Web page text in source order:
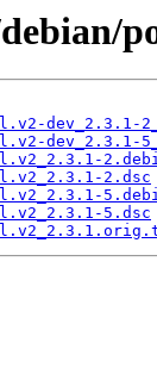
dev_2.3.1-
dev_2.3.1-
2.dsc
5.dsc